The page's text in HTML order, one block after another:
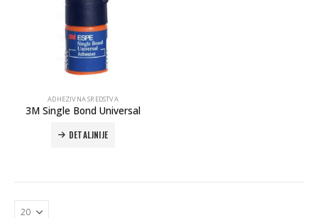
ADHEZIVNA SREDSTVA
3M Single Bond Universal
DETALJNIJE